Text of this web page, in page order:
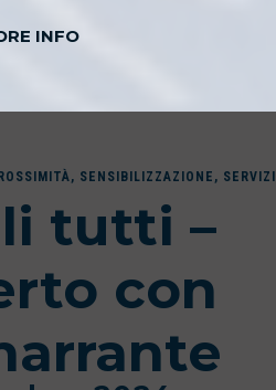
INFO
, SENSIBILIZZAZIONE , SERVIZI
tutti –
con